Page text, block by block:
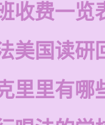
收费一览
美国读研
里里有哪